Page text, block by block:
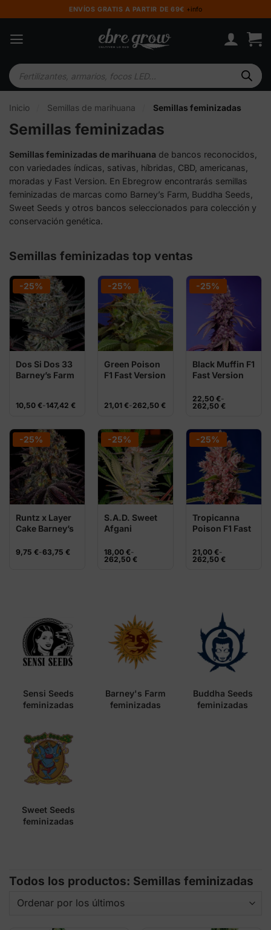
al
contenido
ENVÍOS GRATIS A PARTIR DE 69€ +info
Búsqueda
de
productos
Inicio Semillas de marihuana Semillas feminizadas
Semillas feminizadas
Semillas feminizadas de marihuana de bancos reconocidos,
con variedades índicas, sativas, híbridas, CBD, americanas,
moradas y Fast Version. En Ebregrow encontrarás semillas
feminizadas de marcas como Barney’s Farm, Buddha Seeds,
Sweet Seeds y otros bancos seleccionados para colección y
conservación genética.
Semillas feminizadas top ventas
-25%
Dos Si Dos 33
Barney’s Farm
10,50 €-147,42 €
Rango
10,50 €
hasta
147,42 €
-25%
Green Poison
F1 Fast Version
21,01 €-262,50 €
Rango
21,01 €
hasta
262,50 €
-25%
Black Muffin F1
Fast Version
semillas
22,50 €-
262,50 €
Rango
de
precios:
22,50 €
hasta
262,50 €
-25%
Runtz x Layer
Cake Barney’s
9,75 €-63,75 €
Rango
de
-25%
S.A.D. Sweet
Afgani
Fast Version
Sweet Seeds
18,00 €-
262,50 €
Rango
de
precios:
-25%
Tropicanna
Poison F1 Fast
Seeds
21,00 €-
262,50 €
Rango
de
precios:
Sensi Seeds
feminizadas
Barney's Farm
feminizadas
Buddha Seeds
feminizadas
Sweet Seeds
feminizadas
Todos los productos: Semillas feminizadas